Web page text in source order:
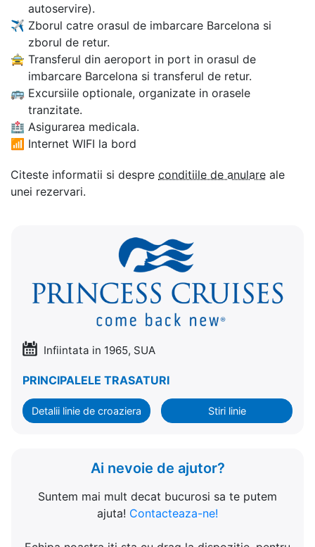
autoservire).
✈ Zborul catre orasul de imbarcare Barcelona si
zborul de retur.
🚖 Transferul din aeroport in port in orasul de
imbarcare Barcelona si transferul de retur.
🚌 Excursiile optionale, organizate in orasele
tranzitate.
🏥 Asigurarea medicala.
📶 Internet WIFI la bord
Citeste informatii si despre conditiile de anulare ale
unei rezervari.
Infiintata in 1965, SUA
PRINCIPALELE TRASATURI
Detalii linie de croaziera Stiri linie
Ai nevoie de ajutor?
Suntem mai mult decat bucurosi sa te putem
ajuta! Contacteaza-ne!